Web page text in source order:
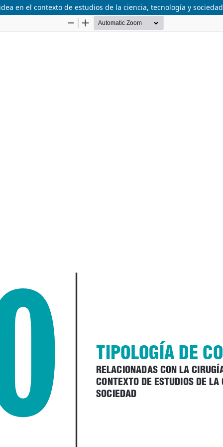
en el contexto de estudios de la ciencia, tecnología y sociedad